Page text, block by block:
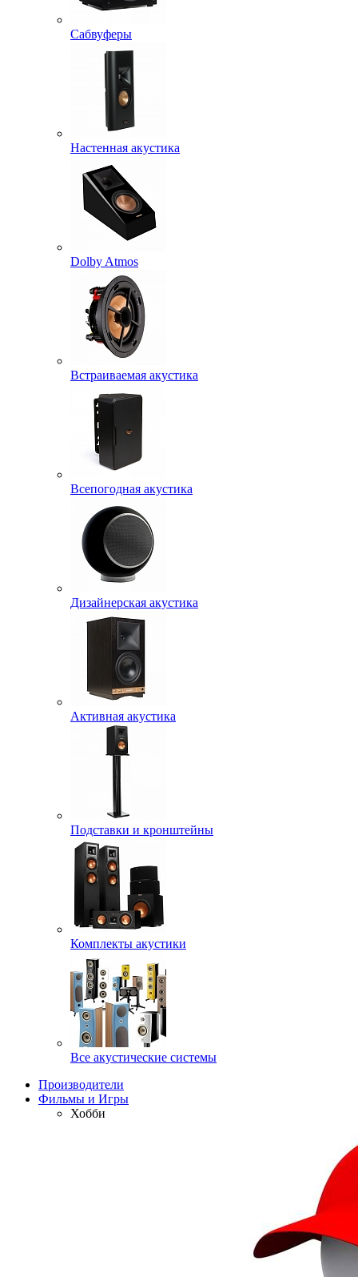
Сабвуферы
Настенная акустика
Dolby Atmos
Встраиваемая акустика
Всепогодная акустика
Дизайнерская акустика
Активная акустика
Подставки и кронштейны
Комплекты акустики
Все акустические системы
Производители
Фильмы и Игры
Хобби